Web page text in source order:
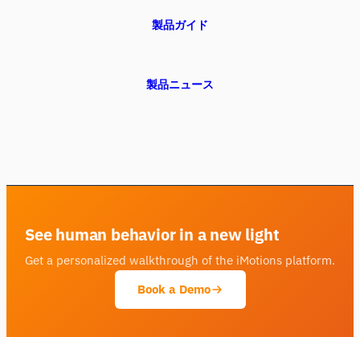
製品ガイド
製品ニュース
See human behavior in a new light
Get a personalized walkthrough of the iMotions platform.
Book a Demo